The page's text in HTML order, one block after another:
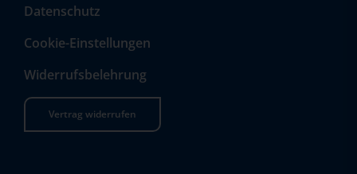
Datenschutz
Cookie-Einstellungen
Widerrufsbelehrung
Vertrag widerrufen